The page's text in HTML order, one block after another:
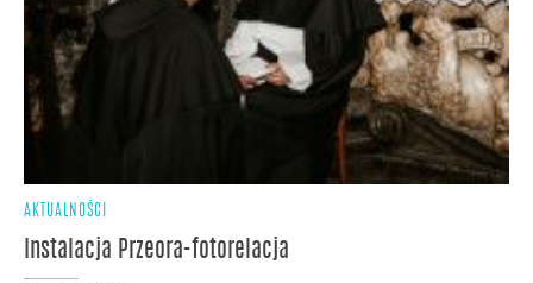
AKTUALNOŚCI
Instalacja Przeora-fotorelacja